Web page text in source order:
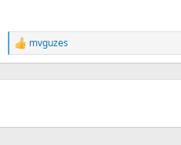
T
e
mvguzes